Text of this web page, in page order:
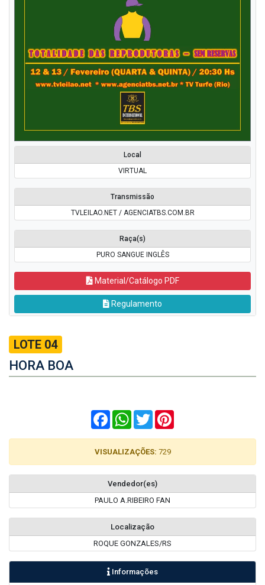
Local
VIRTUAL
Transmissão
TVLEILAO.NET / AGENCIATBS.COM.BR
Raça(s)
PURO SANGUE INGLÊS
Material/Catálogo PDF
Regulamento
LOTE 04
HORA BOA
FacebookWhatsApp
Twitter
VISUALIZAÇÕES: 729
Vendedor(es)
PAULO A.RIBEIRO FAN
Localização
ROQUE GONZALES/RS
Informações